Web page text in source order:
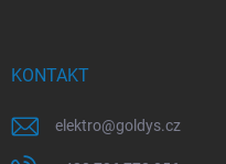
KONTAKT
elektro@goldys.cz